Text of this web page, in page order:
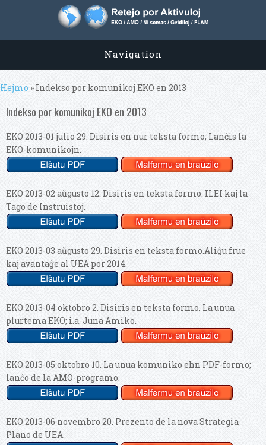
Navigation
Vi estas ĉi tie
Hejmo » Indekso por komunikoj EKO en 2013
Indekso por komunikoj EKO en 2013
EKO 2013-01 julio 29. Disiris en nur teksta formo; Lanĉis la
EKO-komunikojn.
EKO 2013-02 aŭgusto 12. Disiris en teksta formo. ILEI kaj la
Tago de Instruistoj.
EKO 2013-03 aŭgusto 29. Disiris en teksta formo.Aliĝu frue
kaj avantaĝe al UEA por 2014.
EKO 2013-04 oktobro 2. Disiris en teksta formo. La unua
plurtema EKO; i.a. Juna Amiko.
EKO 2013-05 oktobro 10. La unua komuniko ehn PDF-formo;
lanĉo de la AMO-programo.
EKO 2013-06 novembro 20. Prezento de la nova Strategia
Plano de UEA.